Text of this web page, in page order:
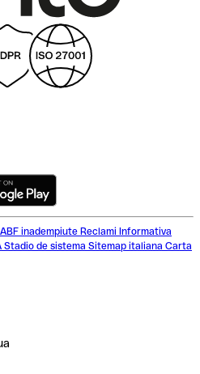
inadempiute Reclami Informativa
Stadio de sistema Sitemap italiana Carta